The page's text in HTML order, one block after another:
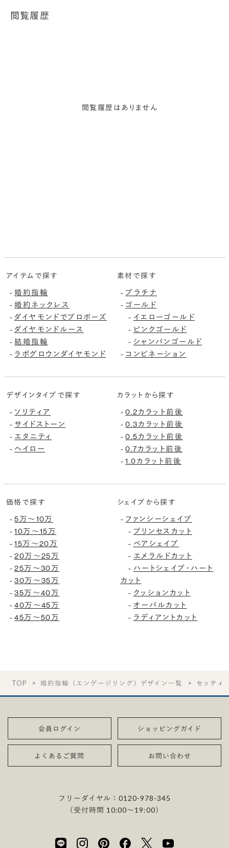
閲覧履歴
閲覧履歴はありません
アイテムで探す
-婚約指輪
-婚約ネックレス
-ダイヤモンドでプロポーズ
-ダイヤモンドルース
-結婚指輪
- ラボグロウンダイヤモンド
素材で探す
- プラチナ
- ゴールド
- イエローゴールド
- ピンクゴールド
- シャンパンゴールド
- コンビネーション
デザインタイプで探す
- ソリティア
- サイドストーン
- エタニティ
- ヘイロー
カラットから探す
-0.2カラット前後
-0.3カラット前後
-0.5カラット前後
-0.7カラット前後
-1.0カラット前後
価格で探す
-5万〜10万
-10万〜15万
-15万〜20万
-20万〜25万
-25万〜30万
-30万〜35万
-35万〜40万
-40万〜45万
-45万〜50万
シェイプから探す
- ファンシーシェイプ
- プリンセスカット
- ペアシェイプ
- エメラルドカット
- ハートシェイプ・ハート
カット
- クッションカット
- オーバルカット
- ラディアントカット
TOP 婚約指輪（エンゲージリング）デザイン一覧 セッティ
会員ログイン ショッピングガイド
よくあるご質問 お問い合わせ
フリーダイヤル：0120-978-345
（受付時間 10:00〜19:00）